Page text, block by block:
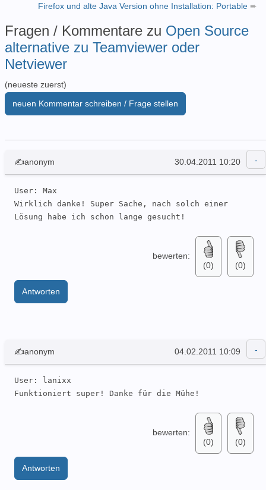
Firefox und alte Java Version ohne Installation: Portable ➨
Fragen / Kommentare zu Open Source
alternative zu Teamviewer oder
Netviewer
(neueste zuerst)
neuen Kommentar schreiben / Frage stellen
✍anonym 30.04.2011 10:20
User: Max
Wirklich danke! Super Sache, nach solch einer
Lösung habe ich schon lange gesucht!
bewerten:
(0)
(0)
Antworten
✍anonym 04.02.2011 10:09
User: lanixx
Funktioniert super! Danke für die Mühe!
bewerten:
(0)
(0)
Antworten